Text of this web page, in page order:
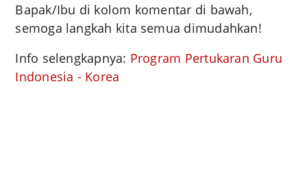
Bapak/Ibu di kolom komentar di bawah,
semoga langkah kita semua dimudahkan!
Info selengkapnya: Program Pertukaran Guru
Indonesia - Korea